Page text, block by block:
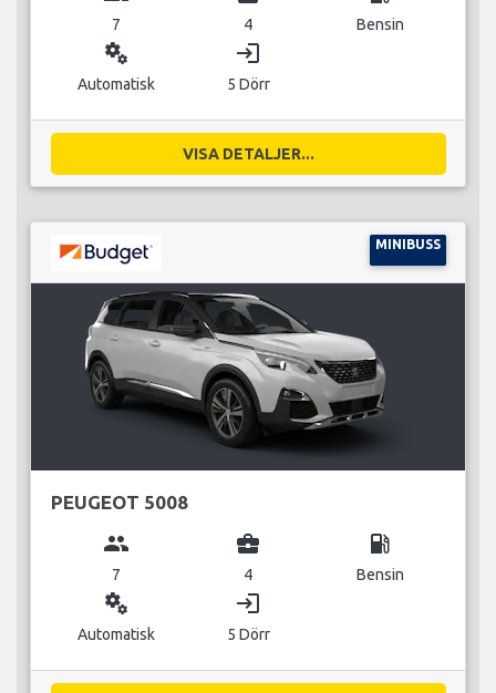
7 4 Bensin
miscellaneous_services
Automatisk
login
5 Dörr
VISA DETALJER...
MINIBUSS
PEUGEOT 5008
group
7
business_center
4
local_gas_station
Bensin
miscellaneous_services
Automatisk
login
5 Dörr